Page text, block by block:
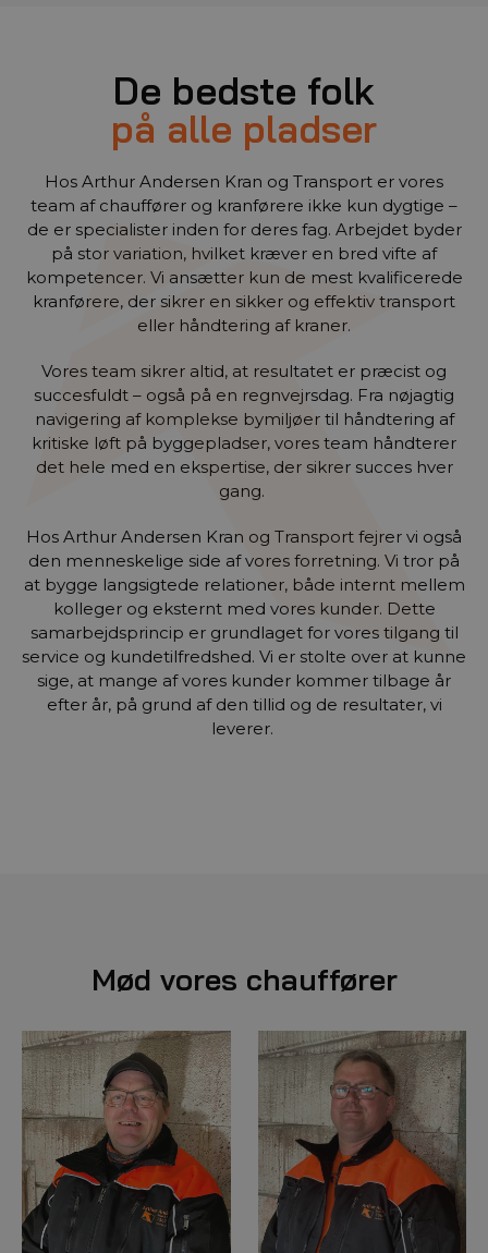
De bedste folk
på alle pladser
Hos Arthur Andersen Kran og Transport er vores
team af chauffører og kranførere ikke kun dygtige –
de er specialister inden for deres fag. Arbejdet byder
på stor variation, hvilket kræver en bred vifte af
kompetencer. Vi ansætter kun de mest kvalificerede
kranførere, der sikrer en sikker og effektiv transport
eller håndtering af kraner.
Vores team sikrer altid, at resultatet er præcist og
succesfuldt – også på en regnvejrsdag. Fra nøjagtig
navigering af komplekse bymiljøer til håndtering af
kritiske løft på byggepladser, vores team håndterer
det hele med en ekspertise, der sikrer succes hver
gang.
Hos Arthur Andersen Kran og Transport fejrer vi også
den menneskelige side af vores forretning. Vi tror på
at bygge langsigtede relationer, både internt mellem
kolleger og eksternt med vores kunder. Dette
samarbejdsprincip er grundlaget for vores tilgang til
service og kundetilfredshed. Vi er stolte over at kunne
sige, at mange af vores kunder kommer tilbage år
efter år, på grund af den tillid og de resultater, vi
leverer.
Mød vores chauffører